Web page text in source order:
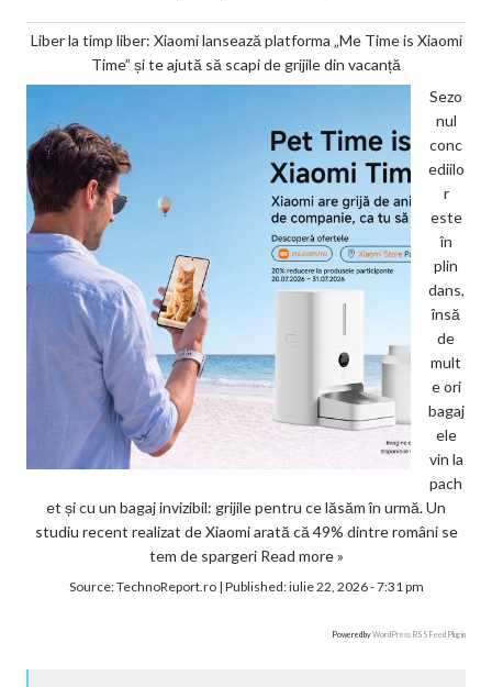
Liber la timp liber: Xiaomi lansează platforma „Me Time is Xiaomi
Time” și te ajută să scapi de grijile din vacanță
Sezo
nul
conc
ediilo
r
este
în
plin
dans,
însă
de
mult
e ori
bagaj
ele
vin la
pach
et și cu un bagaj invizibil: grijile pentru ce lăsăm în urmă. Un
studiu recent realizat de Xiaomi arată că 49% dintre români se
tem de spargeri Read more »
Source:TechnoReport.ro| Published:iulie 22, 2026 - 7:31 pm
Powered byWordPress RSS Feed Plugin